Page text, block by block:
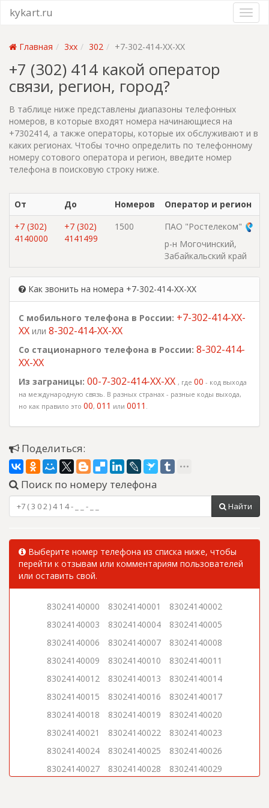
kykart.ru
Главная 3xx 302 +7-302-414-XX-XX
+7 (302) 414 какой оператор
связи, регион, город?
В таблице ниже представлены диапазоны телефонных
номеров, в которые входят номера начинающиеся на
+7302414, а также операторы, которые их обслуживают и в
каких регионах. Чтобы точно определить по телефонному
номеру сотового оператора и регион, введите номер
телефона в поисковую строку ниже.
От До Номеров
Оператор и регион
+7 (302)
4140000
+7 (302)
4141499
1500
ПАО "Ростелеком"
р-н Могочинский,
Забайкальский край
Как звонить на номера +7-302-414-XX-XX
С мобильного телефона в России: +7-302-414-XX-
XX или 8-302-414-XX-XX
Со стационарного телефона в России: 8-302-414-
XX-XX
Из заграницы: 00-7-302-414-XX-XX , где 00 - код выхода
на международную связь. В разных странах - разные коды выхода,
но как правило это 00, 011 или 0011 .
Поделиться:
Поиск по номеру телефона
Найти
Выберите номер телефона из списка ниже, чтобы
перейти к отзывам или комментариям пользователей
или оставить свой.
83024140000 83024140001
83024140002
83024140003
83024140004
83024140005
83024140006
83024140007
83024140008
83024140009
83024140010
83024140011
83024140012
83024140013
83024140014
83024140015
83024140016
83024140017
83024140018
83024140019
83024140020
83024140021
83024140022
83024140023
83024140024
83024140025
83024140026
83024140027
83024140028
83024140029